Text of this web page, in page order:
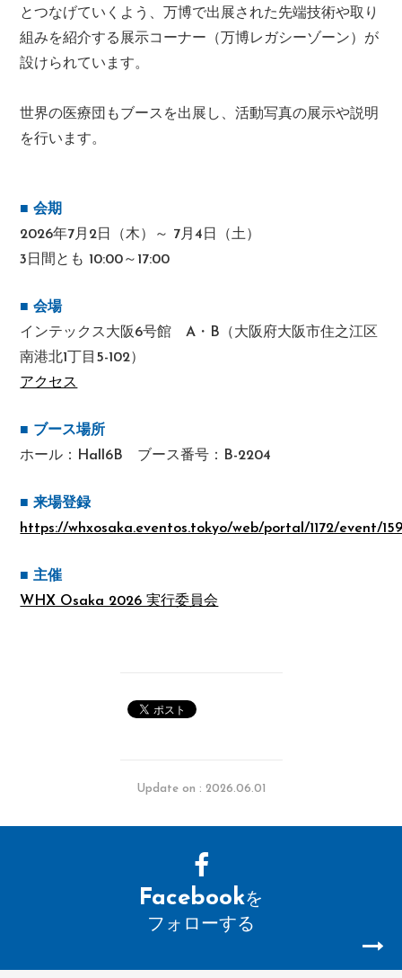
とつなげていくよう、万博で出展された先端技術や取り
組みを紹介する展示コーナー（万博レガシーゾーン）が
設けられています。
世界の医療団もブースを出展し、活動写真の展示や説明
を行います。
■ 会期
2026年7月2日（木）～ 7月4日（土）
3日間とも 10:00～17:00
■ 会場
インテックス大阪6号館 A・B（大阪府大阪市住之江区
南港北1丁目5-102）
アクセス
■ ブース場所
ホール：Hall6B ブース番号：B-2204
■ 来場登録
https://whxosaka.eventos.tokyo/web/portal/1172/event/
■ 主催
WHX Osaka 2026 実行委員会
Update on : 2026.06.01
Facebookを
フォローする